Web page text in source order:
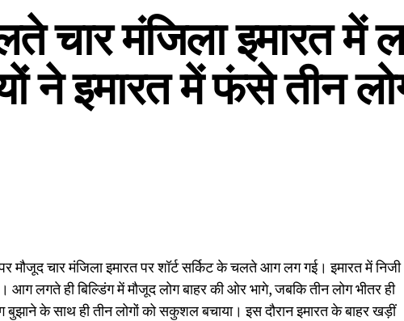
चार मंजिला इमारत में
ने इमारत में फंसे तीन
मौजूद चार मंजिला इमारत पर शॉर्ट सर्किट के चलते आग लग गई। इमारत में निजी
लगते ही बिल्डिंग में मौजूद लोग बाहर की ओर भागे, जबकि तीन लोग भीतर ही
के साथ ही तीन लोगों को सकुशल बचाया। इस दौरान इमारत के बाहर खड़ीं